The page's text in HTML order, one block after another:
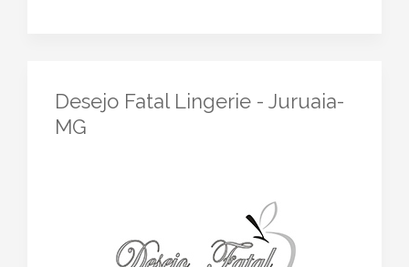
Desejo Fatal Lingerie - Juruaia-
MG